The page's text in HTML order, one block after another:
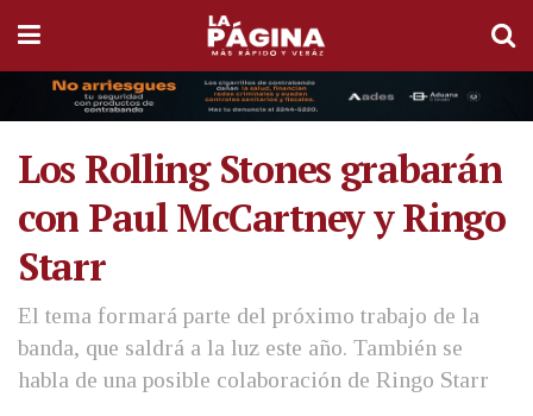
Los Rolling Stones grabarán
con Paul McCartney y Ringo
Starr
El tema formará parte del próximo trabajo de la
banda, que saldrá a la luz este año. También se
habla de una posible colaboración de Ringo Starr